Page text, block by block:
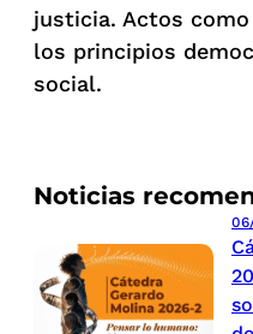
Noticias
justicia. Actos
los principios
social.